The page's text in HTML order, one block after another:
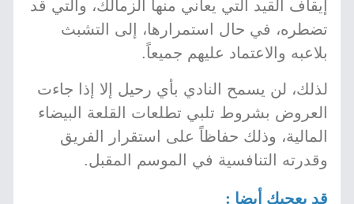
إيقاف القيد التي يعاني منها الزمالك، والتي قد
تضطره، في حال استمرارها، إلى التشبث
بلاعبه والاعتماد عليهم جميعاً.
لذلك، لن يسمح النادي بأي رحيل إلا إذا جاءت
العروض بشروط تلبي تطلعات القلعة البيضاء
المالية، وذلك حفاظاً على استقرار الفريق
وقدرته التنافسية في الموسم المقبل.
قد يعجبك أيضا :